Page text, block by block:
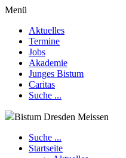
Menü
Aktuelles
Termine
Jobs
Akademie
Junges Bistum
Caritas
Suche ...
Bistum Dresden Meissen
Suche ...
Startseite